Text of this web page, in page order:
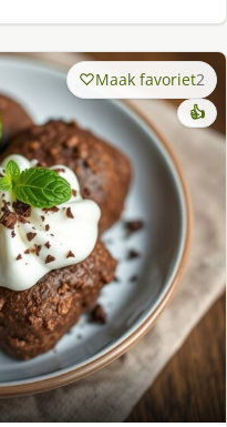
Maak favoriet2
👍